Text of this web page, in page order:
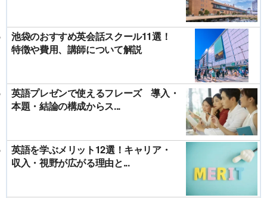
池袋のおすすめ英会話スクール11選！
特徴や費用、講師について解説
英語プレゼンで使えるフレーズ 導入・
本題・結論の構成からス...
英語を学ぶメリット12選！キャリア・
収入・視野が広がる理由と...